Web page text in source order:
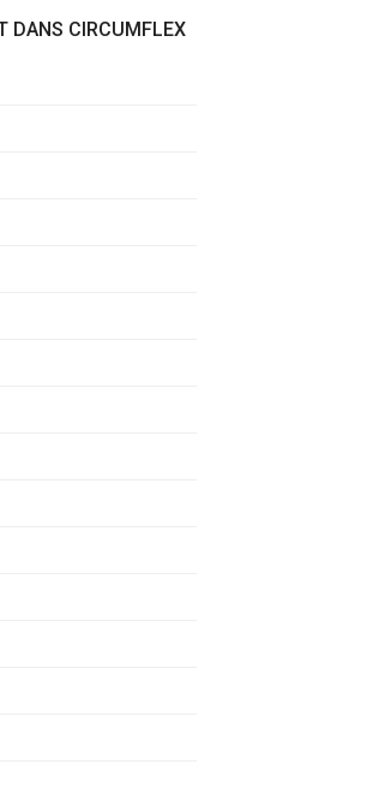
DANS CIRCUMFLEX